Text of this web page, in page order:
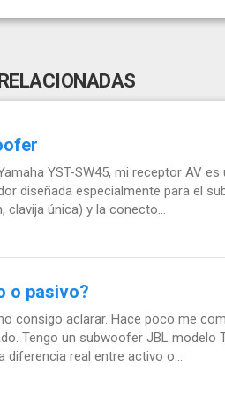
YST-SW45, mi receptor AV
diseñada especialmente para el
clavija única) y la conecto...
o pasivo?
consigo aclarar. Hace poco me
Tengo un subwoofer JBL modelo
diferencia real entre activo o...